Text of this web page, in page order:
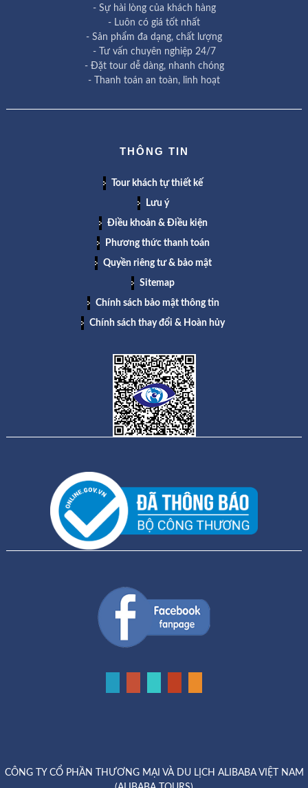
- Sự hài lòng của khách hàng
- Luôn có giá tốt nhất
- Sản phẩm đa dạng, chất lượng
- Tư vấn chuyên nghiệp 24/7
- Đặt tour dễ dàng, nhanh chóng
- Thanh toán an toàn, linh hoạt
THÔNG TIN
Tour khách tự thiết kế
Lưu ý
Điều khoản & Điều kiện
Phương thức thanh toán
Quyền riêng tư & bảo mật
Sitemap
Chính sách bảo mật thông tin
Chính sách thay đổi & Hoàn hủy
CÔNG TY CỔ PHẦN THƯƠNG MẠI VÀ DU LỊCH ALIBABA VIỆT NAM